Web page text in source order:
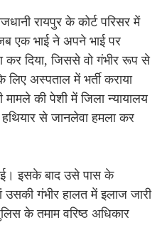
रायपुर के कोर्ट परिसर में
एक भाई ने अपने भाई पर
कर दिया, जिससे वो गंभीर रूप से
अस्पताल में भर्ती कराया
की पेशी में जिला न्यायालय
से जानलेवा हमला कर
इसके बाद उसे पास के
उसकी गंभीर हालत में इलाज जारी
के तमाम वरिष्ठ अधिकार